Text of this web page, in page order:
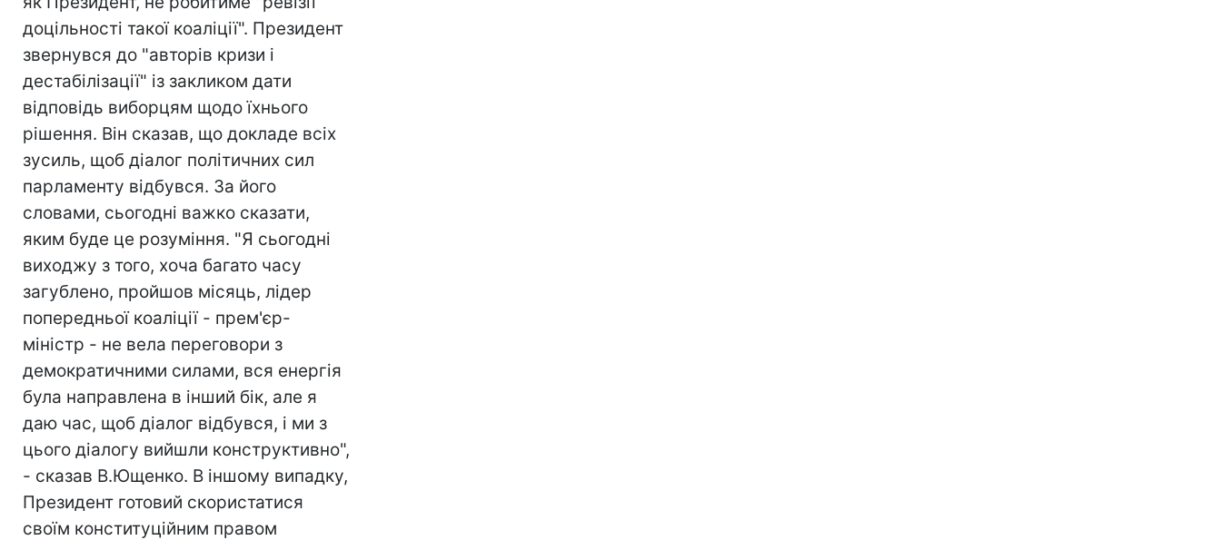
доцільності такої коаліції". Президент
звернувся до "авторів кризи і
дестабілізації" із закликом дати
відповідь виборцям щодо їхнього
рішення. Він сказав, що докладе всіх
зусиль, щоб діалог політичних сил
парламенту відбувся. За його
словами, сьогодні важко сказати,
яким буде це розуміння. "Я сьогодні
виходжу з того, хоча багато часу
загублено, пройшов місяць, лідер
попередньої коаліції - прем'єр-
міністр - не вела переговори з
демократичними силами, вся енергія
була направлена в інший бік, але я
даю час, щоб діалог відбувся, і ми з
цього діалогу вийшли конструктивно",
- сказав В.Ющенко. В іншому випадку,
Президент готовий скористатися
своїм конституційним правом